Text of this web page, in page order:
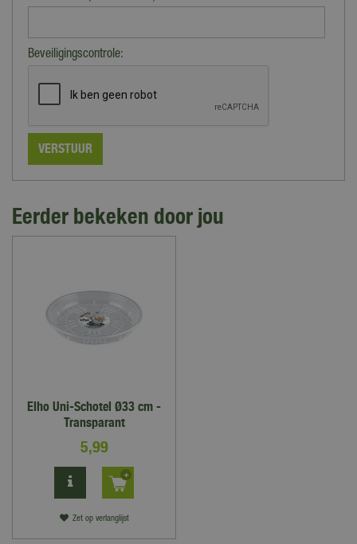
Beveiligingscontrole:
Eerder bekeken door jou
Elho Uni-Schotel Ø33 cm -
Transparant
5,99
Zet op verlanglijst